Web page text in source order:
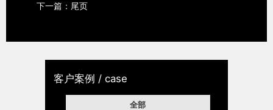
客户案例 / case
全部
下一篇：尾页